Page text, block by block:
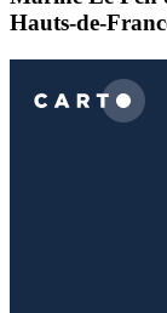
Hauts-de-